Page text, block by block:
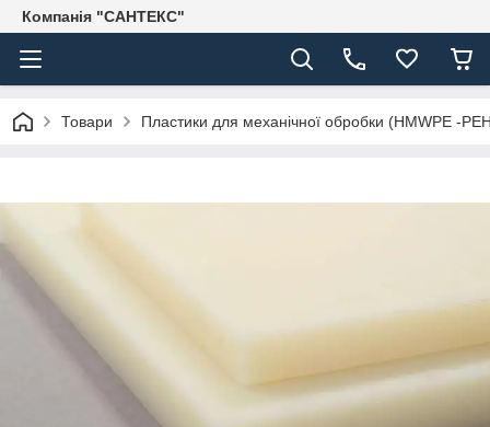
Компанія "САНТЕКС"
Товари Пластики для механічної обробки (HMWPE -